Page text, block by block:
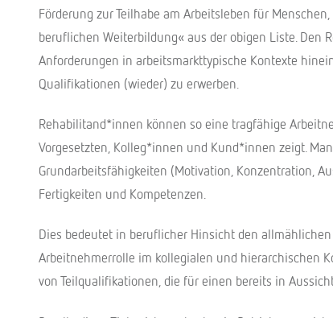
Förderung zur Teilhabe am Arbeitsleben für
beruflichen Weiterbildung« aus der obigen Liste.
Anforderungen in arbeitsmarkttypische Kontexte
Qualifikationen (wieder) zu erwerben.
Rehabilitand*innen können so eine tragfähige
Vorgesetzten, Kolleg*innen und Kund*innen zeigt.
Grundarbeitsfähigkeiten (Motivation, Konzentration,
Fertigkeiten und Kompetenzen.
Dies bedeutet in beruflicher Hinsicht den
Arbeitnehmerrolle im kollegialen und hierarchischen
von Teilqualifikationen, die für einen bereits in